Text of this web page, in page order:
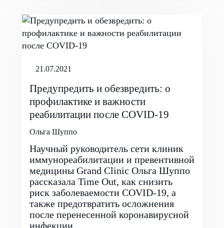
21.07.2021
Предупредить и обезвредить: о
профилактике и важности
реабилитации после COVID-19
Ольга Шуппо
Научный руководитель сети клиник
иммунореабилитации и превентивной
медицины Grand Clinic Ольга Шуппо
рассказала Time Out, как снизить
риск заболеваемости COVID-19, а
также предотвратить осложнения
после перенесенной коронавирусной
инфекции